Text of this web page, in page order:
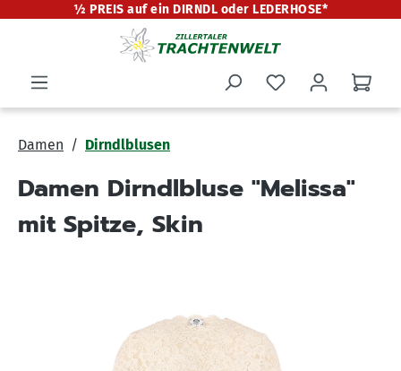
springen
½ PREIS auf ein DIRNDL oder LEDERHOSE*
Damen Dirndlblusen
Damen Dirndlbluse "Melissa"
mit Spitze, Skin